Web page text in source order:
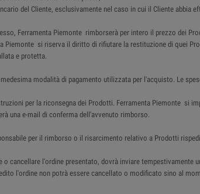
del Cliente, esclusivamente nel caso in cui il Cliente abbia
Ferramenta Piemonte rimborserà per intero il prezzo dei
Piemonte si riserva il diritto di rifiutare la restituzione di quei
e protetta.
modalità di pagamento utilizzata per l'acquisto. Le
per la riconsegna dei Prodotti. Ferramenta Piemonte si
una e-mail di conferma dell'avvenuto rimborso.
per il rimborso o il risarcimento relativo a Prodotti
o cancellare l'ordine presentato, dovrà inviare tempestivamente
l'ordine non potrà essere cancellato o modificato sino al